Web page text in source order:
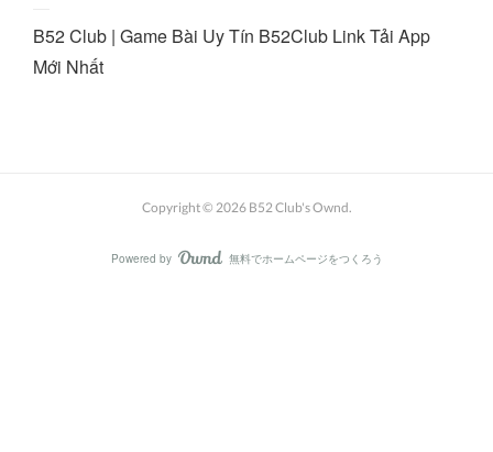
B52 Club | Game Bài Uy Tín B52Club Link Tải App
Mới Nhất
Copyright © 2026 B52 Club's Ownd.
Powered by AmebaOwnd
無料でホームページをつくろう